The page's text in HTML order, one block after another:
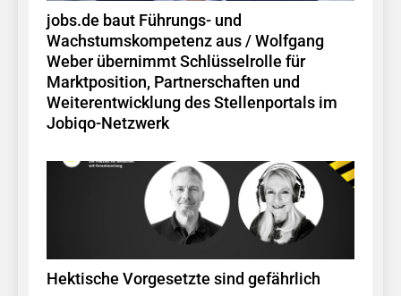
jobs.de baut Führungs- und
Wachstumskompetenz aus / Wolfgang
Weber übernimmt Schlüsselrolle für
Marktposition, Partnerschaften und
Weiterentwicklung des Stellenportals im
Jobiqo-Netzwerk
Hektische Vorgesetzte sind gefährlich